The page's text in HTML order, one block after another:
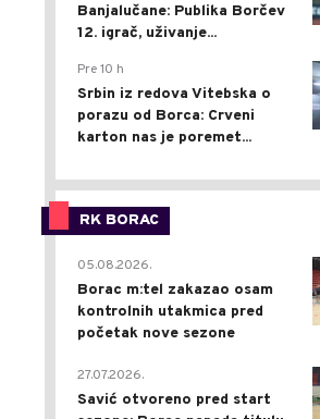
Banjalučane: Publika Borčev
12. igrač, uživanje...
Pre 10 h
Srbin iz redova Vitebska o
porazu od Borca: Crveni
karton nas je poremet...
RK BORAC
05.08.2026.
Borac m:tel zakazao osam
kontrolnih utakmica pred
početak nove sezone
27.07.2026.
Savić otvoreno pred start